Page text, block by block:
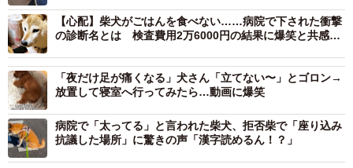
【心配】柴犬がごはんを食べない……病院で下された衝撃
の診断名とは 検査費用2万6000円の結果に爆笑と共感の
「夜だけ足が痛くなる」犬さん「立てない〜」とゴロン→
放置して寝室へ行ってみたら…動画に爆笑
病院で「太ってる」と言われた柴犬、拒否柴で「座り込み
抗議した場所」に驚きの声「漢字読めるん！？」